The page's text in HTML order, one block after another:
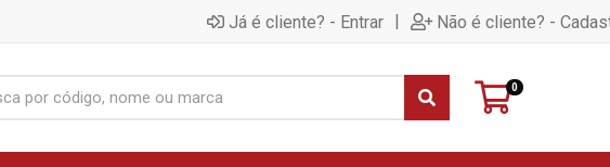
Já é cliente? - Entrar | Não é cliente? -
0